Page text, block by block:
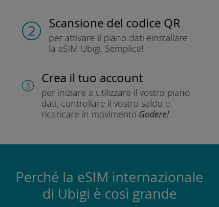
Scansione del codice QR
per attivare il piano dati einstallare
la eSIM Ubigi. Semplice!
Crea il tuo account
per iniziare a utilizzare il vostro piano
dati, controllare il vostro saldo e
ricaricare in movimento.Godere!
Perché la eSIM internazionale
di Ubigi è così grande